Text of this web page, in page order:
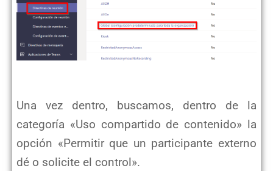
Una vez dentro, buscamos, dentro de la
categoría «Uso compartido de contenido» la
opción «Permitir que un participante externo
dé o solicite el control».